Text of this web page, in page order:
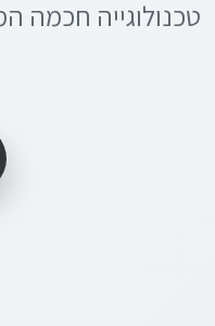
טכנולוגייה חכמה